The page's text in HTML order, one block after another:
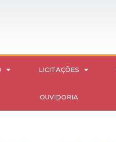
LICITAÇÕES
OUVIDORIA